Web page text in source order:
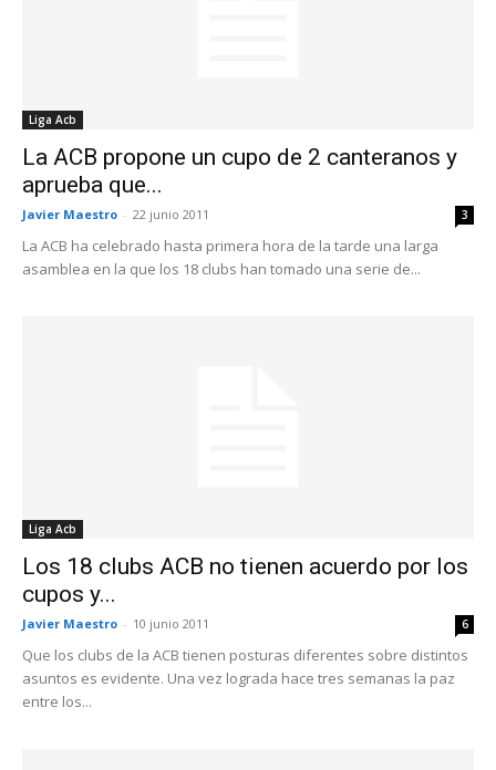
Liga Acb
La ACB propone un cupo de 2 canteranos y
aprueba que...
Javier Maestro - 22 junio 2011 3
La ACB ha celebrado hasta primera hora de la tarde una larga
asamblea en la que los 18 clubs han tomado una serie de...
Liga Acb
Los 18 clubs ACB no tienen acuerdo por los
cupos y...
Javier Maestro - 10 junio 2011 6
Que los clubs de la ACB tienen posturas diferentes sobre distintos
asuntos es evidente. Una vez lograda hace tres semanas la paz
entre los...